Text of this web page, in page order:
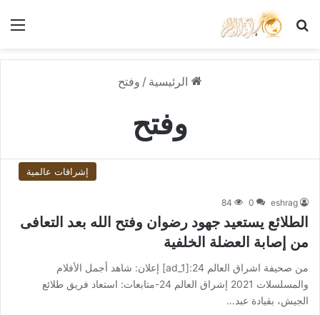
بحث عن
الرئيسية / وفتح
وفتح
إشراقات عالمية
eshrag
0
84
الطلائع يستعيد جهود رضوان وفتح الله بعد التعافى
من إصابة العضلة الخلفية
من صحيفة اشراق العالم 24:[ad_1] إعلان: شاهد أجمل الأفلام
والمسلسلات 2021 إشراق العالم 24-متابعات: استعاد فريق طلائع
الجيش، بقيادة عبد…